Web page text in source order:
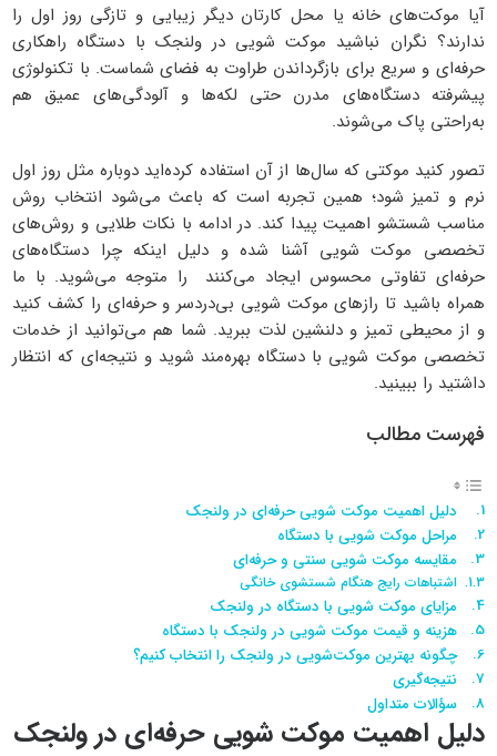
آیا موکت‌های خانه یا محل کارتان دیگر زیبایی و تازگی روز اول را
ندارند؟ نگران نباشید موکت شویی در ولنجک با دستگاه راهکاری
حرفه‌ای و سریع برای بازگرداندن طراوت به فضای شماست. با تکنولوژی
پیشرفته دستگاه‌های مدرن حتی لکه‌ها و آلودگی‌های عمیق هم
به‌راحتی پاک می‌شوند.
تصور کنید موکتی که سال‌ها از آن استفاده کرده‌اید دوباره مثل روز اول
نرم و تمیز شود؛ همین تجربه است که باعث می‌شود انتخاب روش
مناسب شستشو اهمیت پیدا کند. در ادامه با نکات طلایی و روش‌های
تخصصی موکت شویی آشنا شده و دلیل اینکه چرا دستگاه‌های
حرفه‌ای تفاوتی محسوس ایجاد می‌کنند را متوجه می‌شوید. با ما
همراه باشید تا رازهای موکت شویی بی‌دردسر و حرفه‌ای را کشف کنید
و از محیطی تمیز و دلنشین لذت ببرید. شما هم می‌توانید از خدمات
تخصصی موکت شویی با دستگاه بهره‌مند شوید و نتیجه‌ای که انتظار
داشتید را ببینید.
فهرست مطالب
دلیل اهمیت موکت شویی حرفه‌ای در ولنجک
مراحل موکت شویی با دستگاه
مقایسه موکت ‌شویی سنتی و حرفه‌ای
اشتباهات رایج هنگام شستشوی خانگی
مزایای موکت شویی با دستگاه در ولنجک
هزینه و قیمت موکت شویی در ولنجک با دستگاه
چگونه بهترین موکت‌شویی در ولنجک را انتخاب کنیم؟
نتیجه‌گیری
سؤالات متداول
دلیل اهمیت موکت شویی حرفه‌ای در ولنجک